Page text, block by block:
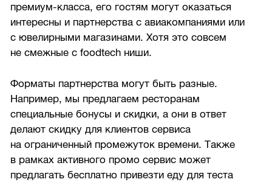
премиум-класса, его гостям могут оказаться
интересны и партнерства с авиакомпаниями или
с ювелирными магазинами. Хотя это совсем
не смежные с foodtech ниши.
Форматы партнерства могут быть разные.
Например, мы предлагаем ресторанам
специальные бонусы и скидки, а они в ответ
делают скидку для клиентов сервиса
на ограниченный промежуток времени. Также
в рамках активного промо сервис может
предлагать бесплатно привезти еду для теста